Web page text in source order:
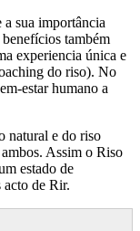
a sua importância
também
experiencia única e
do riso). No
estar humano a
natural e do riso
Assim o Riso
estado de
acto de Rir.